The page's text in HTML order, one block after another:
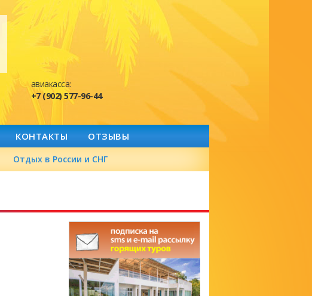
авиакасса:
+7 (902) 577-96-44
КОНТАКТЫ ОТЗЫВЫ
Отдых в России и СНГ